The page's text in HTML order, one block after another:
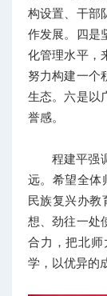
构设置、干部
作发展。四是
化管理水平，
努力构建一个
生态。六是以
誉感。
程建平强
远。希望全体
民族复兴办教
想、劲往一处
合力，把北师
学，以优异的